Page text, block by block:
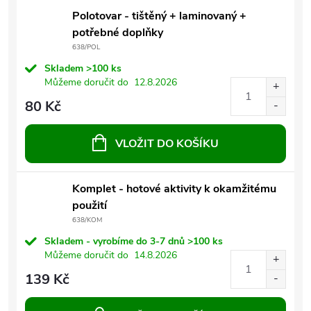
Polotovar - tištěný + laminovaný +
potřebné doplňky
638/POL
Skladem >100 ks
Můžeme doručit do 12.8.2026
80 Kč
VLOŽIT DO KOŠÍKU
Komplet - hotové aktivity k okamžitému
použití
638/KOM
Skladem - vyrobíme do 3-7 dnů >100 ks
Můžeme doručit do 14.8.2026
139 Kč